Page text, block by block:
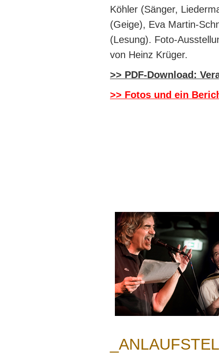
Köhler (Sänger,
(Geige), Eva Martin-
(Lesung). Foto-
von Heinz Krüger.
>> PDF-Download:
>> Fotos und ein